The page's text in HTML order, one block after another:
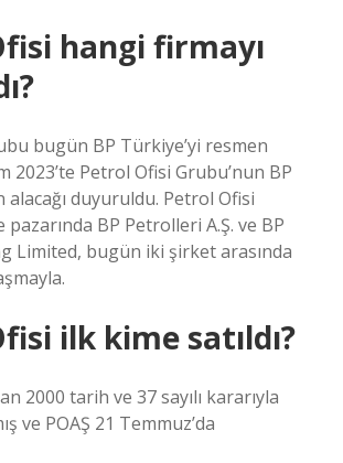
hangi firmayı
bugün BP Türkiye’yi resmen
2023’te Petrol Ofisi Grubu’nun BP
alacağı duyuruldu. Petrol Ofisi
BP Petrolleri A.Ş. ve BP
Limited, bugün iki şirket arasında
ilk kime satıldı?
2000 tarih ve 37 sayılı kararıyla
ve POAŞ 21 Temmuz’da